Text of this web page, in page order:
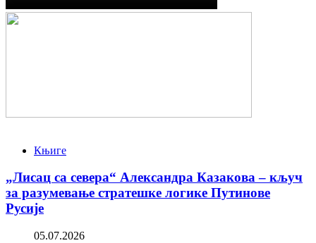
Књиге
„Лисац са севера“ Александра Казакова – кључ
за разумевање стратешке логике Путинове
Русије
05.07.2026